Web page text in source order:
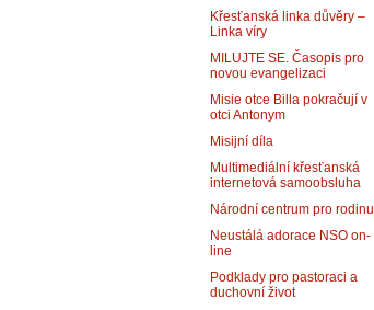
Křesťanská linka důvěry –
Linka víry
MILUJTE SE. Časopis pro
novou evangelizaci
Misie otce Billa pokračují v
otci Antonym
Misijní díla
Multimediální křesťanská
internetová samoobsluha
Národní centrum pro rodinu
Neustálá adorace NSO on-
line
Podklady pro pastoraci a
duchovní život